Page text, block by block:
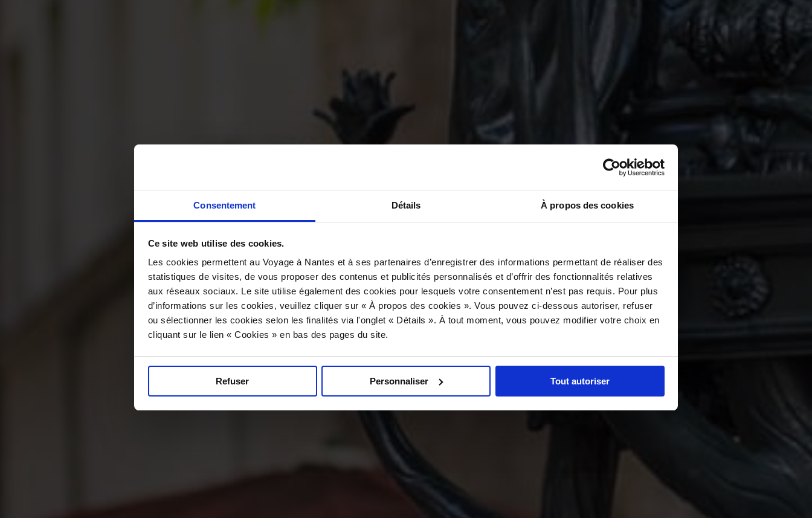
Consentement Détails À propos des cookies
Ce site web utilise des cookies.
Les cookies permettent au Voyage à Nantes et à ses partenaires d’enregistrer des informations permettant de réaliser des
statistiques de visites, de vous proposer des contenus et publicités personnalisés et d’offrir des fonctionnalités relatives
aux réseaux sociaux. Le site utilise également des cookies pour lesquels votre consentement n’est pas requis. Pour plus
d’informations sur les cookies, veuillez cliquer sur « À propos des cookies ». Vous pouvez ci-dessous autoriser, refuser
ou sélectionner les cookies selon les finalités via l'onglet « Détails ». À tout moment, vous pouvez modifier votre choix en
cliquant sur le lien « Cookies » en bas des pages du site.
Refuser Personnaliser Tout autoriser